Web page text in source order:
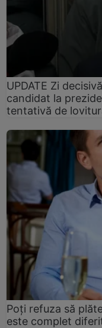
UPDATE Zi
candidat la
tentativă de
Poți refuza să
este complet